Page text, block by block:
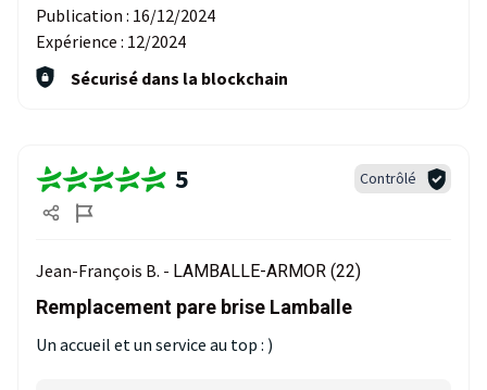
Publication : 16/12/2024
Expérience : 12/2024
Sécurisé dans la blockchain
5 Contrôlé
Jean-François B. - LAMBALLE-ARMOR (22)
Remplacement pare brise Lamballe
Un accueil et un service au top : )